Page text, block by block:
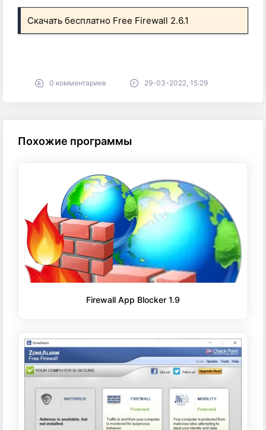
Скачать бесплатно Free Firewall 2.6.1
0 комментариев 29-03-2022, 15:29
Похожие программы
Firewall App Blocker 1.9